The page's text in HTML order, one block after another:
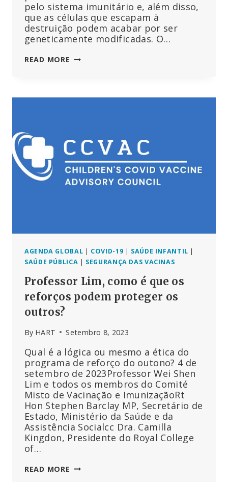
pelo sistema imunitário e, além disso,
que as células que escapam à
destruição podem acabar por ser
geneticamente modificadas. O…
READ MORE OS
AGENDA GLOBAL | COVID-19 | SAÚDE INFANTIL |
SAÚDE PÚBLICA | SEGURANÇA DAS VACINAS
Professor Lim, como é que os
reforços podem proteger os
outros?
By HART Setembro 8, 2023
Qual é a lógica ou mesmo a ética do
programa de reforço do outono? 4 de
setembro de 2023Professor Wei Shen
Lim e todos os membros do Comité
Misto de Vacinação e ImunizaçãoRt
Hon Stephen Barclay MP, Secretário de
Estado, Ministério da Saúde e da
Assistência Socialcc Dra. Camilla
Kingdon, Presidente do Royal College
of…
READ MORE PROFESSOR